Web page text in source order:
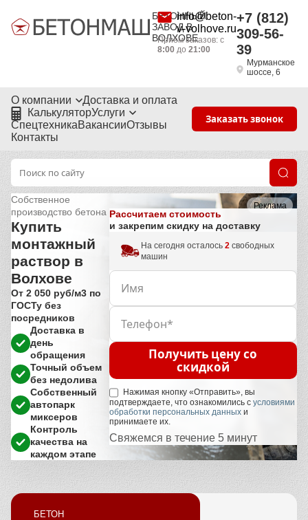
БЕТОННЫЙ
ЗАВОД В
ВОЛХОВЕ
info@beton-
v-volhove.ru
Приём заказов: с
8:00до 21:00
+7 (812)
309-56-
39
Мурманское
шоссе, 6
О компании
Доставка и оплата
КалькуляторУслуги
СпецтехникаВакансииОтзывы
Контакты
Заказать звонок
Реклама
Собственное
производство бетона
Купить
монтажный
раствор в
Волхове
От 2 050 руб/м3 по
ГОСТу без
посредников
Доставка в
день
обращения
Точный объем
без недолива
Собственный
автопарк
миксеров
Контроль
качества на
каждом этапе
Рассчитаем стоимость
и закрепим скидку на доставку
На сегодня осталось 2свободных
машин
Получить цену со
скидкой
Нажимая кнопку «Отправить», вы
подтверждаете, что ознакомились с условиями
обработки персональных данныхи
принимаете их.
Свяжемся в течение 5 минут
БЕТОН